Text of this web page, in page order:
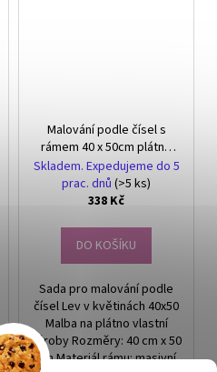
Malování podle čísel s
rámem 40 x 50cm plátno
Lev v květinách
Skladem. Expedujeme do 5
prac. dnů (>5 ks)
338 Kč
DO KOŠÍKU
Sada pro malování podle
čísel Lev v květinách 40x50
Malba na plátno vlastní
výroby Rozměry: 40 cm x 50
cm Materiál rámu: masivní